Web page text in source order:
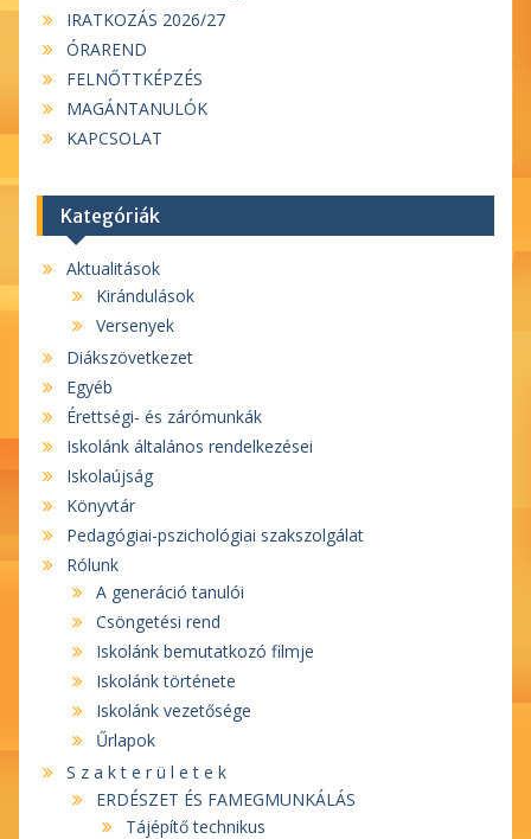
IRATKOZÁS 2026/27
ÓRAREND
FELNŐTTKÉPZÉS
MAGÁNTANULÓK
KAPCSOLAT
Kategóriák
Aktualitások
Kirándulások
Versenyek
Diákszövetkezet
Egyéb
Érettségi- és zárómunkák
Iskolánk általános rendelkezései
Iskolaújság
Könyvtár
Pedagógiai-pszichológiai szakszolgálat
Rólunk
A generáció tanulói
Csöngetési rend
Iskolánk bemutatkozó filmje
Iskolánk története
Iskolánk vezetősége
Űrlapok
S z a k t e r ü l e t e k
ERDÉSZET ÉS FAMEGMUNKÁLÁS
Tájépítő technikus